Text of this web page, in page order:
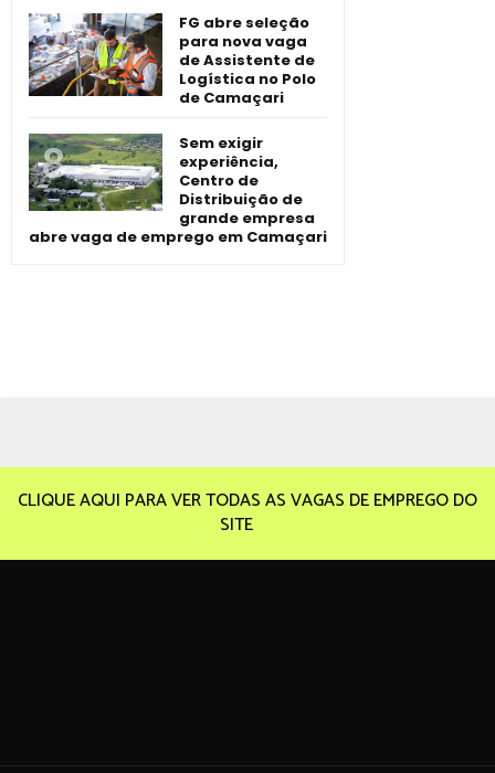
FG abre seleção
para nova vaga
de Assistente de
Logística no Polo
de Camaçari
Sem exigir
experiência,
Centro de
Distribuição de
grande empresa
abre vaga de emprego em Camaçari
CLIQUE AQUI PARA VER TODAS AS VAGAS DE EMPREGO DO
SITE